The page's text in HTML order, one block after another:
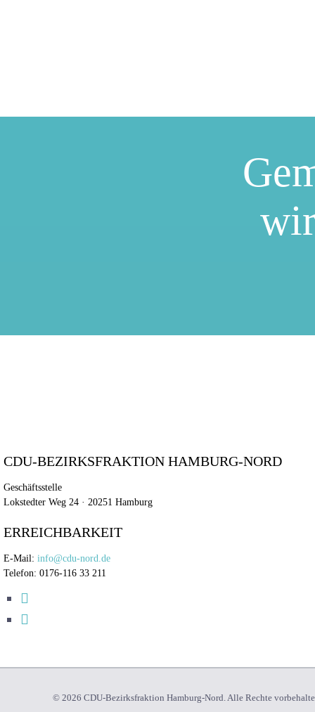
CDU-BEZIRKSFRAKTION HAMBURG-NORD
Geschäftsstelle
Lokstedter Weg 24 · 20251 Hamburg
ERREICHBARKEIT
E-Mail: info@cdu-nord.de
Telefon: 0176-116 33 211
© 2026 CDU-Bezirksfraktion Hamburg-Nord. Alle Rechte